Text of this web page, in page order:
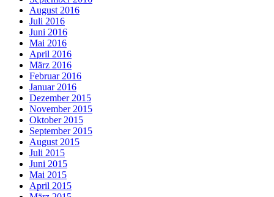
August 2016
Juli 2016
Juni 2016
Mai 2016
April 2016
März 2016
Februar 2016
Januar 2016
Dezember 2015
November 2015
Oktober 2015
September 2015
August 2015
Juli 2015
Juni 2015
Mai 2015
April 2015